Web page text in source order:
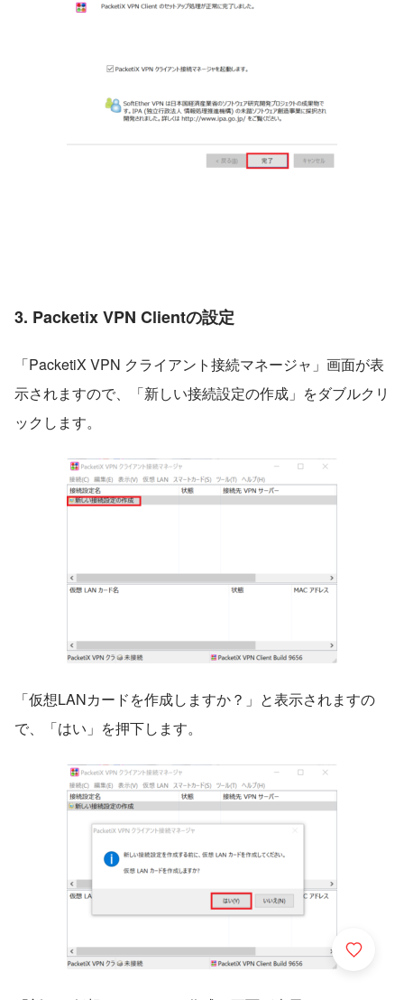
3. Packetix VPN Clientの設定
「PacketiX VPN クライアント接続マネージャ」画面が表
示されますので、「新しい接続設定の作成」をダブルクリ
ックします。
「仮想LANカードを作成しますか？」と表示されますの
で、「はい」を押下します。